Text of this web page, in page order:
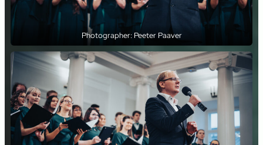
Photographer: Peeter Paaver